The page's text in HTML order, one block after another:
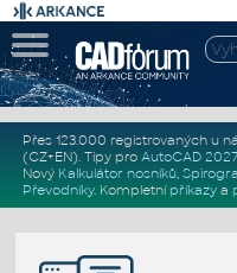
Přes 123.000 registrovaných u
(CZ+EN). Tipy pro AutoCAD 2027
Nový Kalkulátor nosníků,
Převodníky. Kompletní příkazya